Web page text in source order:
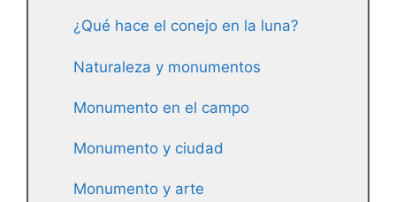
¿Qué hace el conejo en la luna?
Naturaleza y monumentos
Monumento en el campo
Monumento y ciudad
Monumento y arte